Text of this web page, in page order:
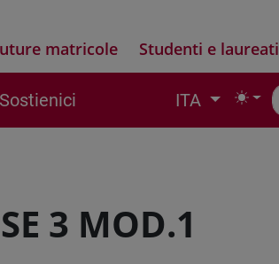
matricole Studenti e laureati
Sostienici ITA
3 MOD.1